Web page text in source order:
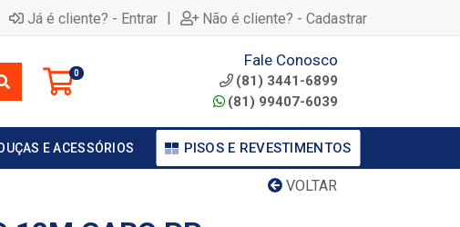
Já é cliente? - Entrar | Não é cliente? - Cadastrar
0
Fale Conosco
(81) 3441-6899
(81) 99407-6039
E ACESSÓRIOS PISOS E REVESTIMENTOS
VOLTAR